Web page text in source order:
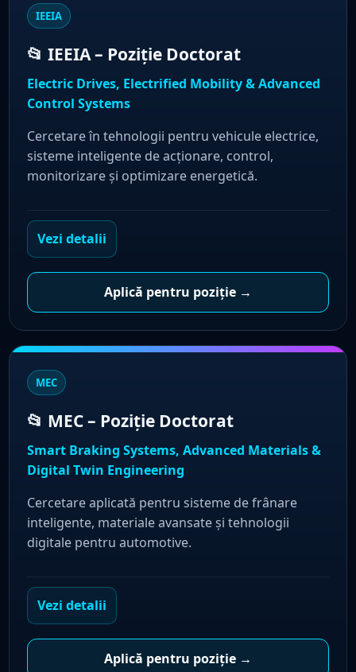
IEEIA
📂 IEEIA – Poziție Doctorat
Electric Drives, Electrified Mobility & Advanced
Control Systems
Cercetare în tehnologii pentru vehicule electrice,
sisteme inteligente de acționare, control,
monitorizare și optimizare energetică.
Vezi detalii
Aplică pentru poziție →
MEC
📂 MEC – Poziție Doctorat
Smart Braking Systems, Advanced Materials &
Digital Twin Engineering
Cercetare aplicată pentru sisteme de frânare
inteligente, materiale avansate și tehnologii
digitale pentru automotive.
Vezi detalii
Aplică pentru poziție →